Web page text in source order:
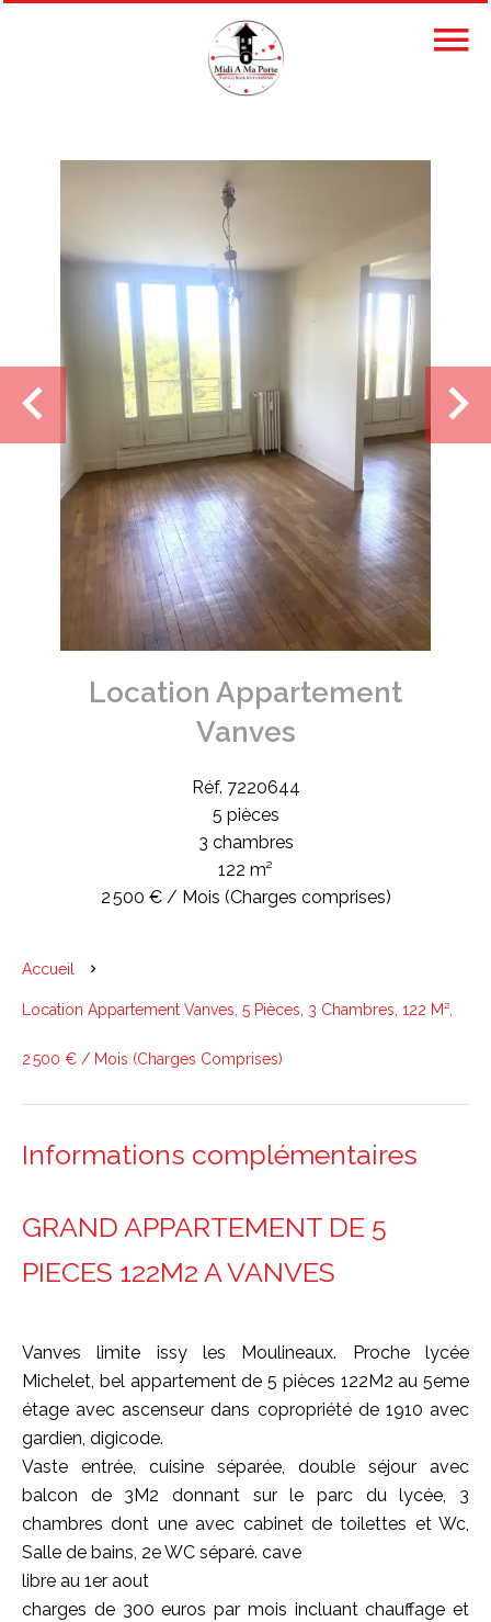
Location Appartement
Vanves
Réf. 7220644
5 pièces
3 chambres
122 m²
2 500 € / Mois (Charges comprises)
Accueil
Location Appartement Vanves, 5 Pièces, 3 Chambres, 122 M²,
2 500 € / Mois (Charges Comprises)
Informations complémentaires
GRAND APPARTEMENT DE 5
PIECES 122M2 A VANVES
Vanves limite issy les Moulineaux. Proche lycée
Michelet, bel appartement de 5 pièces 122M2 au 5eme
étage avec ascenseur dans copropriété de 1910 avec
gardien, digicode.
Vaste entrée, cuisine séparée, double séjour avec
balcon de 3M2 donnant sur le parc du lycée, 3
chambres dont une avec cabinet de toilettes et Wc,
Salle de bains, 2e WC séparé. cave
libre au 1er aout
charges de 300 euros par mois incluant chauffage et